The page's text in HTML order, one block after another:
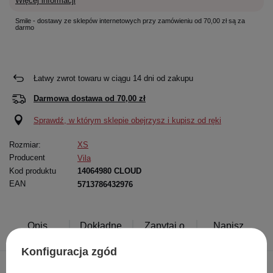
Smile - dostawy ze sklepów internetowych przy zamówieniu od 70,00 zł są za
darmo
Łatwy zwrot towaru w ciągu 14 dni od zakupu
Darmowa dostawa od 70,00 zł
Sprawdź, w którym sklepie obejrzysz i kupisz od ręki
Rozmiar:
XS
Producent
Vila
Kod produktu
14064980 CLOUD
EAN
5713786432976
Opis
Dokładne
Zapytaj o
Napisz
Konfiguracja zgód